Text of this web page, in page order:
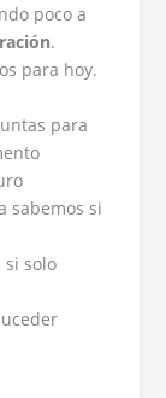
poco a
.
para hoy.
para
sabemos si
si solo